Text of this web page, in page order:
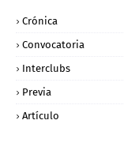
Crónica
Convocatoria
Interclubs
Previa
Artículo